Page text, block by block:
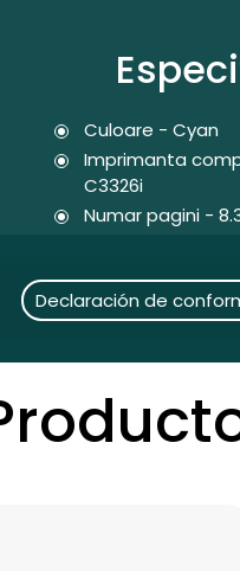
Culoare - Cyan
Imprimanta
C3326i
Numar pagini -
Declaración de